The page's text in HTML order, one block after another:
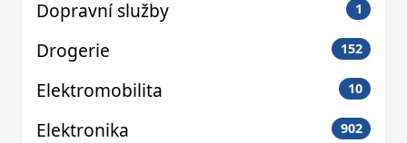
Dopravní služby 1
Drogerie 152
Elektromobilita 10
Elektronika 902